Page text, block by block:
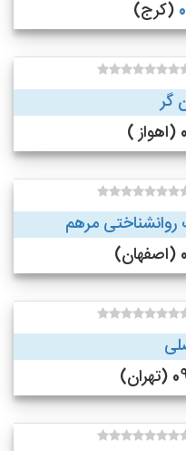
(کرج)
گر
مرهم